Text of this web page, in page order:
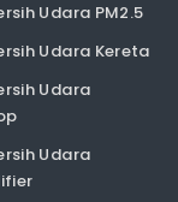
Udara PM2.5
Udara Kereta
Udara
Udara